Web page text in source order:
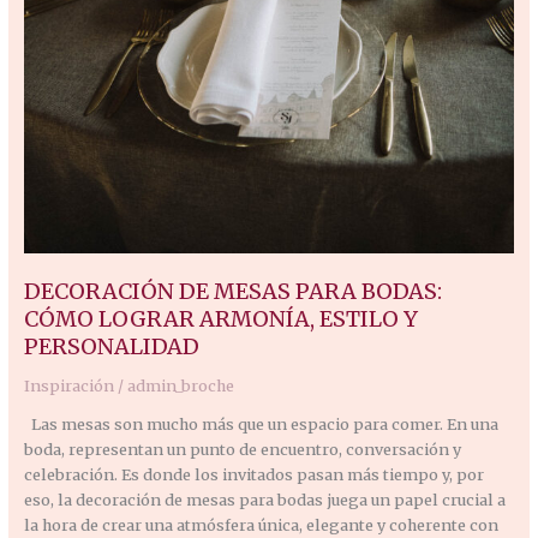
DECORACIÓN DE MESAS PARA BODAS:
CÓMO LOGRAR ARMONÍA, ESTILO Y
PERSONALIDAD
Inspiración / admin_broche
Las mesas son mucho más que un espacio para comer. En una
boda, representan un punto de encuentro, conversación y
celebración. Es donde los invitados pasan más tiempo y, por
eso, la decoración de mesas para bodas juega un papel crucial a
la hora de crear una atmósfera única, elegante y coherente con